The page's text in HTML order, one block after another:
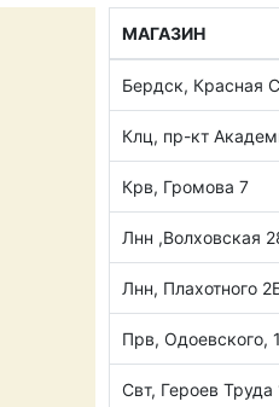
МАГАЗИН
Бердск, Красная
Клц, пр-кт
Крв, Громова 7
Лнн ,Волховская
Лнн, Плахотного
Прв, Одоевского,
Свт, Героев Труда